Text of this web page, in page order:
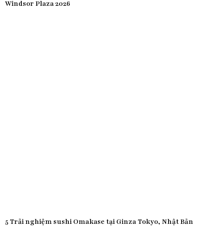
Windsor Plaza 2026
5 Trải nghiệm sushi Omakase tại Ginza Tokyo, Nhật Bản